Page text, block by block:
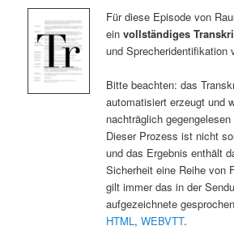
Für diese Episode von
ein vollständiges
und Sprecheridentifikation
Bitte beachten: das
automatisiert erzeugt und
nachträglich
Dieser Prozess ist nicht
und das Ergebnis enthält
Sicherheit eine Reihe von
gilt immer das in der
aufgezeichnete
HTML, WEBVTT.